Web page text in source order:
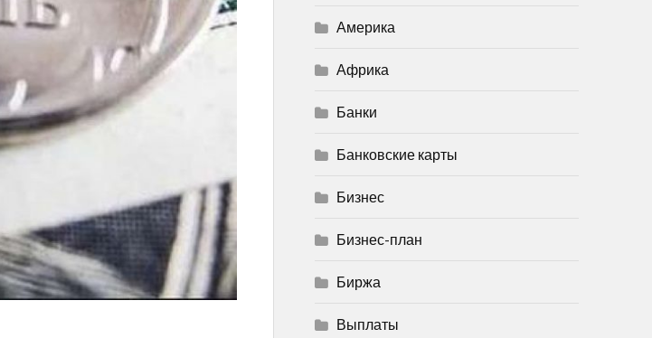
Америка
Африка
Банки
Банковские карты
Бизнес
Бизнес-план
Биржа
Выплаты